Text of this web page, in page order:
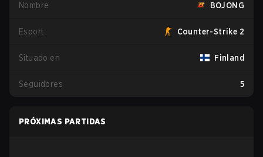
Nombre BOJONG
Esport Counter-Strike 2
Situado en Finland
Seguidores 5
PRÓXIMAS PARTIDAS